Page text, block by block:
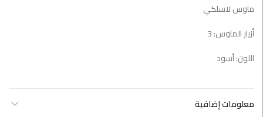
ماوس لاسلكي
أزرار الماوس: 3
اللون: أسود
معلومات إضافية